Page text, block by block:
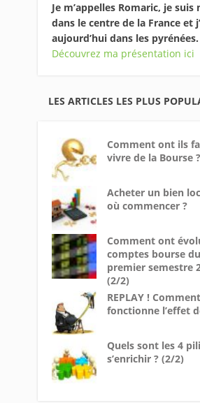
Je m’appelles Romaric, je suis
dans le centre de la France et
aujourd’hui dans les pyrénées.
Découvrez ma présentation ici
LES ARTICLES LES PLUS
Comment ont ils
vivre de la Bourse ?
Acheter un bien
où commencer ?
Comment ont
comptes bourse
premier semestre
(2/2)
REPLAY ! Comment
fonctionne l’effet
Quels sont les 4
s’enrichir ? (2/2)